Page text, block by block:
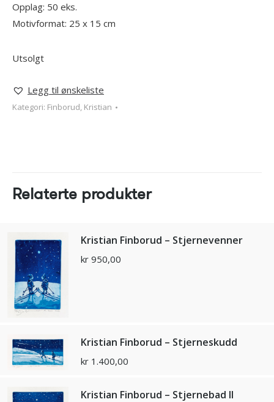
Opplag: 50 eks.
Motivformat: 25 x 15 cm
Utsolgt
Legg til ønskeliste
Kategori: Finborud, Kristian
Relaterte produkter
Kristian Finborud – Stjernevenner
kr 950,00
Kristian Finborud – Stjerneskudd
kr 1.400,00
Kristian Finborud – Stjernebad ll